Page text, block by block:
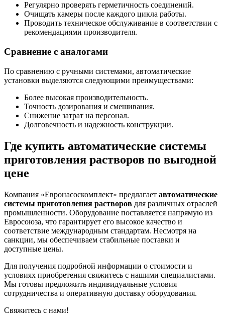
Регулярно проверять герметичность соединений.
Очищать камеры после каждого цикла работы.
Проводить техническое обслуживание в соответствии с
рекомендациями производителя.
Сравнение с аналогами
По сравнению с ручными системами, автоматические
установки выделяются следующими преимуществами:
Более высокая производительность.
Точность дозирования и смешивания.
Снижение затрат на персонал.
Долговечность и надежность конструкции.
Где купить автоматические системы
приготовления растворов по выгодной
цене
Компания «Евронасоскомплект» предлагает автоматические
системы приготовления растворов для различных отраслей
промышленности. Оборудование поставляется напрямую из
Евросоюза, что гарантирует его высокое качество и
соответствие международным стандартам. Несмотря на
санкции, мы обеспечиваем стабильные поставки и
доступные цены.
Для получения подробной информации о стоимости и
условиях приобретения свяжитесь с нашими специалистами.
Мы готовы предложить индивидуальные условия
сотрудничества и оперативную доставку оборудования.
Свяжитесь с нами!